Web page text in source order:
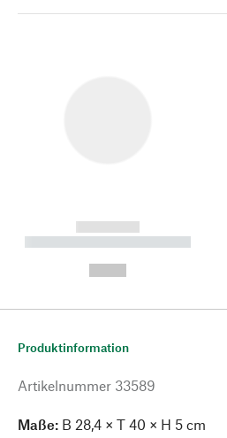
------------
----------- ----------- --------
Produktinformation
Artikelnummer 33589
Maße: B 28,4 × T 40 × H 5 cm